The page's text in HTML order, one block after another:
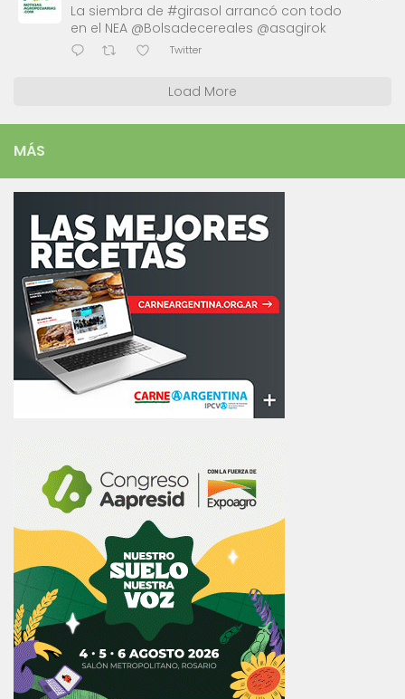
La siembra de #girasol arrancó con todo
en el NEA @Bolsadecereales @asagirok
Twitter
Load More
MÁS